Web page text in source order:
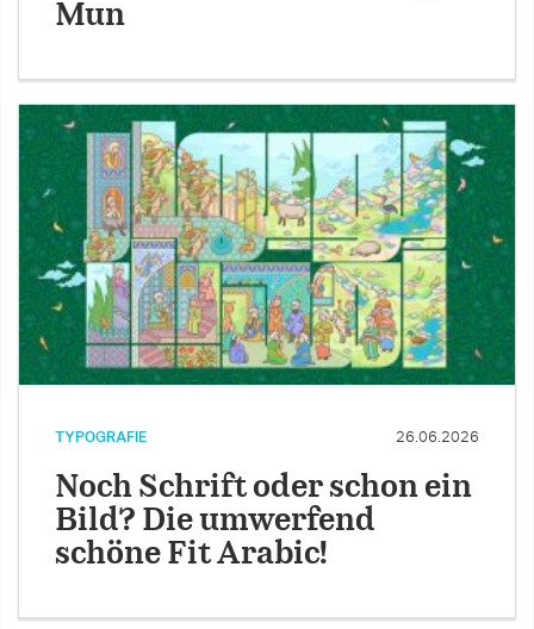
Mun
TYPOGRAFIE 26.06.2026
Noch Schrift oder schon ein
Bild? Die umwerfend
schöne Fit Arabic!